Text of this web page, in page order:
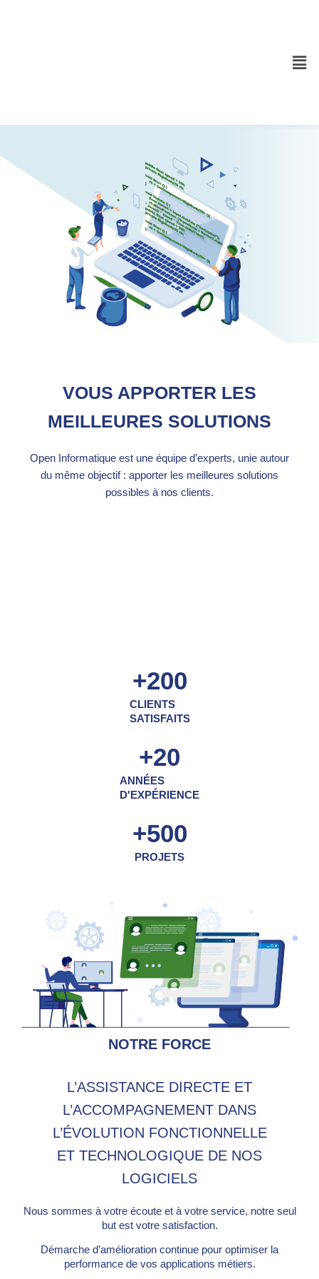
VOUS APPORTER LES
MEILLEURES SOLUTIONS
Open Informatique est une équipe d’experts, unie autour
du même objectif : apporter les meilleures solutions
possibles à nos clients.
CLIENTS
SATISFAITS
+200
ANNÉES
D'EXPÉRIENCE
+20
PROJETS
+500
NOTRE FORCE
L’ASSISTANCE DIRECTE ET
L’ACCOMPAGNEMENT DANS
L’ÉVOLUTION FONCTIONNELLE
ET TECHNOLOGIQUE DE NOS
LOGICIELS
Nous sommes à votre écoute et à votre service, notre seul
but est votre satisfaction.
Démarche d’amélioration continue pour optimiser la
performance de vos applications métiers.